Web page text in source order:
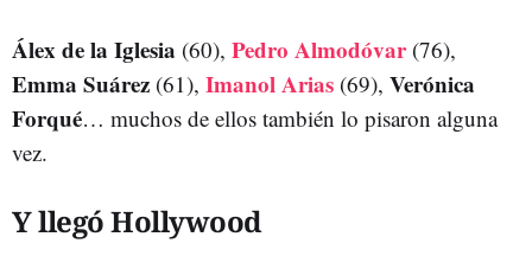
Álex de la Iglesia (60), Pedro Almodóvar(76),
Emma Suárez (61), Imanol Arias (69), Verónica
Forqué… muchos de ellos también lo pisaron alguna
vez.
Y llegó Hollywood